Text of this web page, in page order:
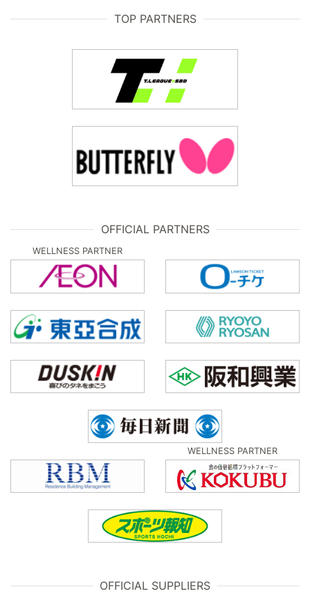
TOP PARTNERS
OFFICIAL PARTNERS
WELLNESS PARTNER
WELLNESS PARTNER
OFFICIAL SUPPLIERS